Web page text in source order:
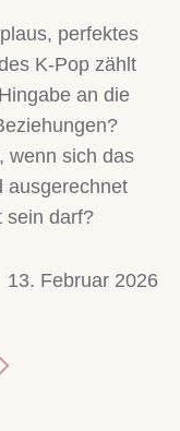
perfektes
K-Pop zählt
an die
wenn sich das
ausgerechnet
sein darf?
13. Februar 2026